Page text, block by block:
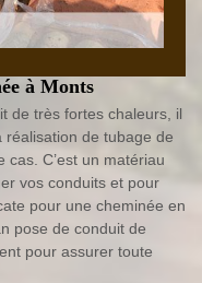
à Monts
de très fortes chaleurs, il
de tubage de
C’est un matériau
vos conduits et pour
pour une cheminée en
pose de conduit de
pour assurer toute